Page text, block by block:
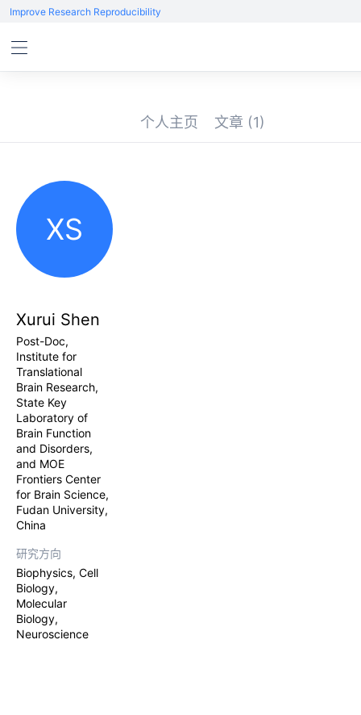
Improve Research Reproducibility
个人主页 文章 (1)
XS
Xurui Shen
Post-Doc,
Institute for
Translational
Brain Research,
State Key
Laboratory of
Brain Function
and Disorders,
and MOE
Frontiers Center
for Brain Science,
Fudan University,
China
研究方向
Biophysics, Cell
Biology,
Molecular
Biology,
Neuroscience